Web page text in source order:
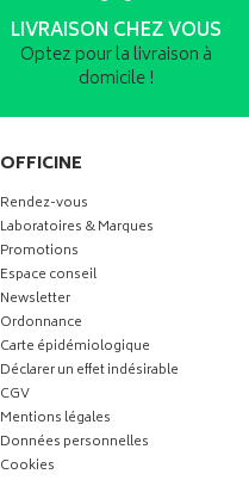
LIVRAISON CHEZ VOUS
Optez pour la livraison à
domicile !
OFFICINE
Rendez-vous
Laboratoires & Marques
Promotions
Espace conseil
Newsletter
Ordonnance
Carte épidémiologique
Déclarer un effet indésirable
CGV
Mentions légales
Données personnelles
Cookies